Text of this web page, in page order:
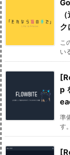
ク
こ
い
p
準
す